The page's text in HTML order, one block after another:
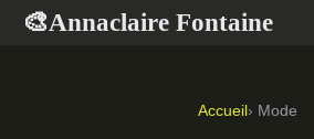
🎨Annaclaire Fontaine
Accueil › Mode